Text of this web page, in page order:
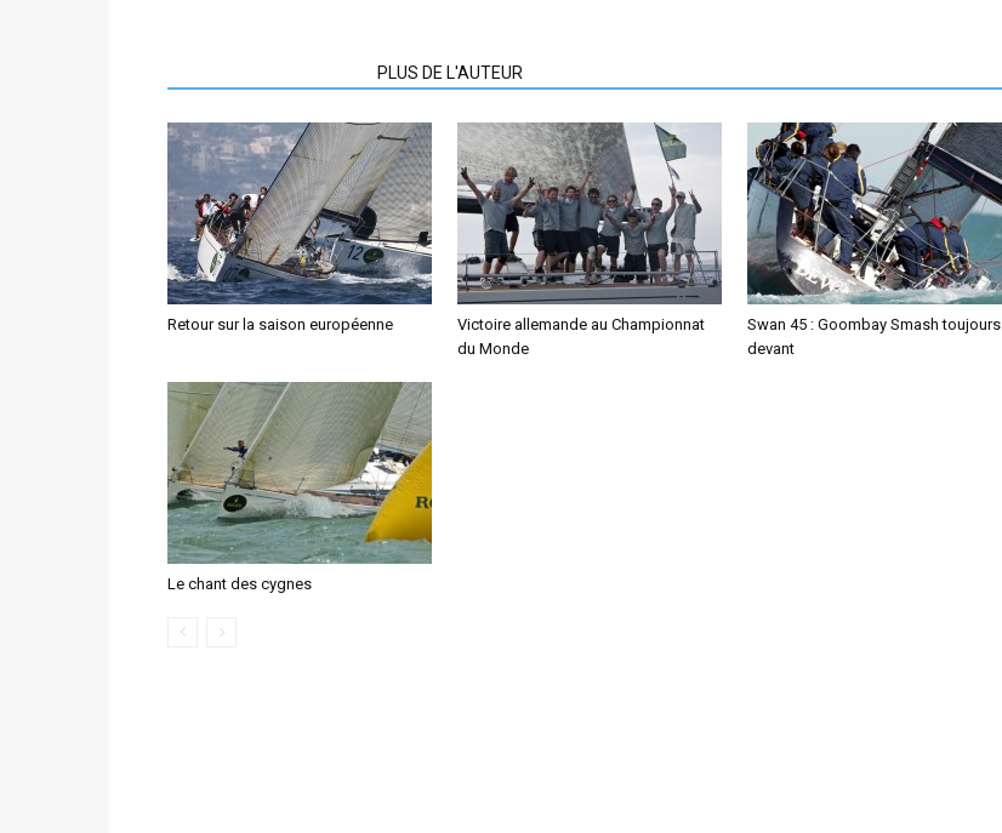
PLUS DE L'AUTEUR
Retour sur la saison européenne
Victoire allemande au Championnat
du Monde
Swan 45 : Goombay Smash toujours
devant
Le chant des cygnes